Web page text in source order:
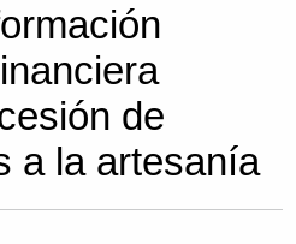
de
a la artesanía
por whatsapp